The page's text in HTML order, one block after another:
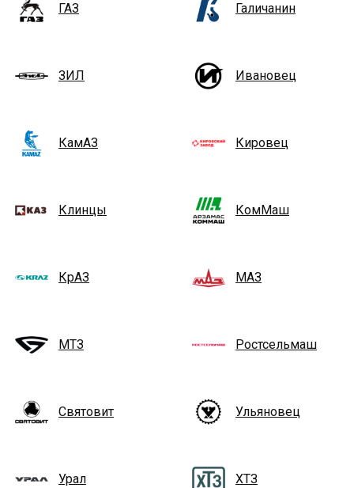
ГАЗ Галичанин
ЗИЛ Ивановец
КамАЗ Кировец
Клинцы КомМаш
КрАЗ МАЗ
МТЗ Ростсельмаш
Святовит Ульяновец
Урал ХТЗ